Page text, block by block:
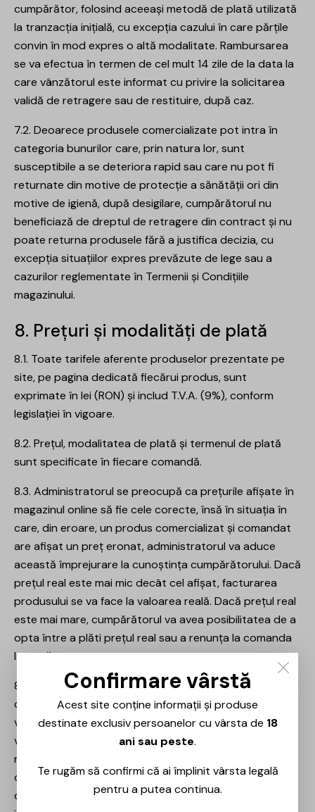
cumpărător, folosind aceeași metodă de plată utilizată
la tranzacția inițială, cu excepția cazului în care părțile
convin în mod expres o altă modalitate. Rambursarea
se va efectua în termen de cel mult 14 zile de la data la
care vânzătorul este informat cu privire la solicitarea
validă de retragere sau de restituire, după caz.
7.2. Deoarece produsele comercializate pot intra în
categoria bunurilor care, prin natura lor, sunt
susceptibile a se deteriora rapid sau care nu pot fi
returnate din motive de protecție a sănătății ori din
motive de igienă, după desigilare, cumpărătorul nu
beneficiază de dreptul de retragere din contract și nu
poate returna produsele fără a justifica decizia, cu
excepția situațiilor expres prevăzute de lege sau a
cazurilor reglementate în Termenii și Condițiile
magazinului.
8. Prețuri și modalități de plată
8.1. Toate tarifele aferente produselor prezentate pe
site, pe pagina dedicată fiecărui produs, sunt
exprimate în lei (RON) și includ T.V.A. (9%), conform
legislației în vigoare.
8.2. Prețul, modalitatea de plată și termenul de plată
sunt specificate în fiecare comandă.
8.3. Administratorul se preocupă ca prețurile afișate în
magazinul online să fie cele corecte, însă în situația în
care, din eroare, un produs comercializat și comandat
are afișat un preț eronat, administratorul va aduce
această împrejurare la cunoștința cumpărătorului. Dacă
prețul real este mai mic decât cel afișat, facturarea
produsului se va face la valoarea reală. Dacă prețul real
este mai mare, cumpărătorul va avea posibilitatea de a
opta între a plăti prețul real sau a renunța la comanda
lansată.
8.4. Discounturile, reducerile și promoțiile nu sunt
cumulative și sunt menționate expres de către
vânzător. Se păstrează întotdeauna reducerea cu
valoarea cea mai mare. Vânzătorul stabilește
regulamentul promoțiilor și al concursurilor pe care le
organizează. Aceste regulamente sunt aduse la
cunoștința eventualilor participanți numai prin
Confirmare vârstă
Acest site conține informații și produse
destinate exclusiv persoanelor cu vârsta de 18
ani sau peste.
Te rugăm să confirmi că ai împlinit vârsta legală
pentru a putea continua.